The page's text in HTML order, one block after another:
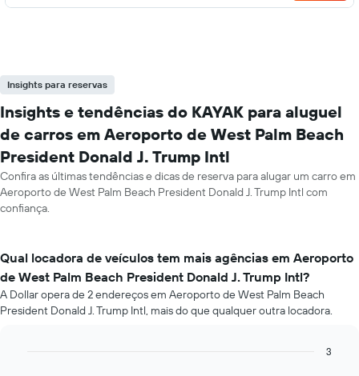
Insights para reservas
Insights e tendências do KAYAK para aluguel
de carros em Aeroporto de West Palm Beach
President Donald J. Trump Intl
Confira as últimas tendências e dicas de reserva para alugar um carro em
Aeroporto de West Palm Beach President Donald J. Trump Intl com
confiança.
Qual locadora de veículos tem mais agências em Aeroporto
de West Palm Beach President Donald J. Trump Intl?
A Dollar opera de 2 endereços em Aeroporto de West Palm Beach
President Donald J. Trump Intl, mais do que qualquer outra locadora.
3